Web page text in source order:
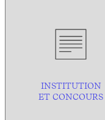
INSTITUTION
ET CONCOURS